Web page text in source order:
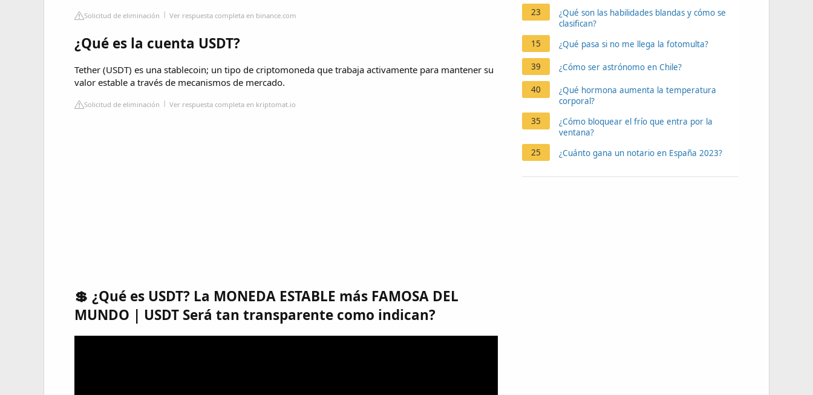
Solicitud de eliminación Ver respuesta completa en binance.com
¿Qué es la cuenta USDT?
Tether (USDT) es una stablecoin; un tipo de criptomoneda que trabaja activamente para mantener su
valor estable a través de mecanismos de mercado.
Solicitud de eliminación Ver respuesta completa en kriptomat.io
💲 ¿Qué es USDT? La MONEDA ESTABLE más FAMOSA DEL
MUNDO | USDT Será tan transparente como indican?
23
¿Qué son las habilidades blandas y cómo se
clasifican?
15
¿Qué pasa si no me llega la fotomulta?
39 ¿Cómo ser astrónomo en Chile?
40
¿Qué hormona aumenta la temperatura
corporal?
35
¿Cómo bloquear el frío que entra por la
ventana?
25
¿Cuánto gana un notario en España 2023?